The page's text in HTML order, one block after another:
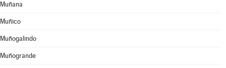
Muñana
Muñico
Muñogalindo
Muñogrande